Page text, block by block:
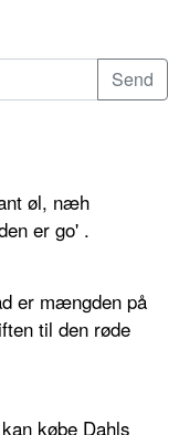
øl, næh
er go' .
er mængden på
til den røde
købe Dahls